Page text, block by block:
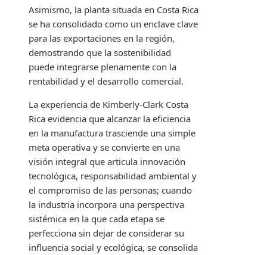
Asimismo, la planta situada en Costa Rica
se ha consolidado como un enclave clave
para las exportaciones en la región,
demostrando que la sostenibilidad
puede integrarse plenamente con la
rentabilidad y el desarrollo comercial.
La experiencia de Kimberly-Clark Costa
Rica evidencia que alcanzar la eficiencia
en la manufactura trasciende una simple
meta operativa y se convierte en una
visión integral que articula innovación
tecnológica, responsabilidad ambiental y
el compromiso de las personas; cuando
la industria incorpora una perspectiva
sistémica en la que cada etapa se
perfecciona sin dejar de considerar su
influencia social y ecológica, se consolida